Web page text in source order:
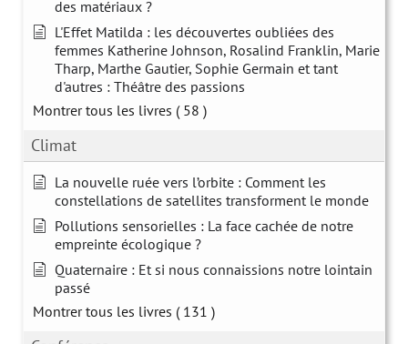
des matériaux ?
L'Effet Matilda : les découvertes oubliées des
femmes Katherine Johnson, Rosalind Franklin, Marie
Tharp, Marthe Gautier, Sophie Germain et tant
d'autres : Théâtre des passions
Montrer tous les livres ( 58 )
Climat
La nouvelle ruée vers l’orbite : Comment les
constellations de satellites transforment le monde
Pollutions sensorielles : La face cachée de notre
empreinte écologique ?
Quaternaire : Et si nous connaissions notre lointain
passé
Montrer tous les livres ( 131 )